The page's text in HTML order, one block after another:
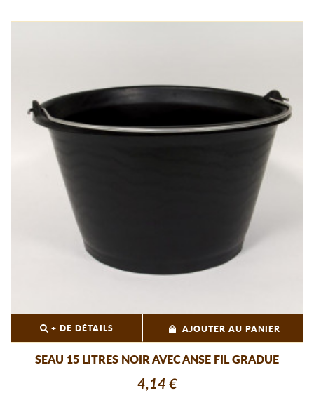
+ DE DÉTAILS AJOUTER AU PANIER
SEAU 15 LITRES NOIR AVEC ANSE FIL GRADUE
4,14 €